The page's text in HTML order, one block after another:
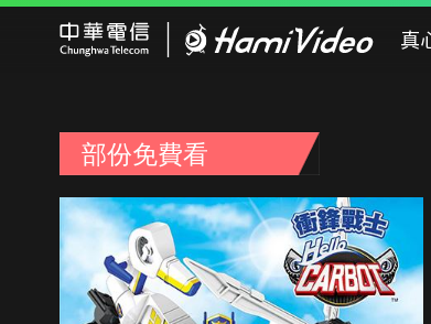
真
部份免費看